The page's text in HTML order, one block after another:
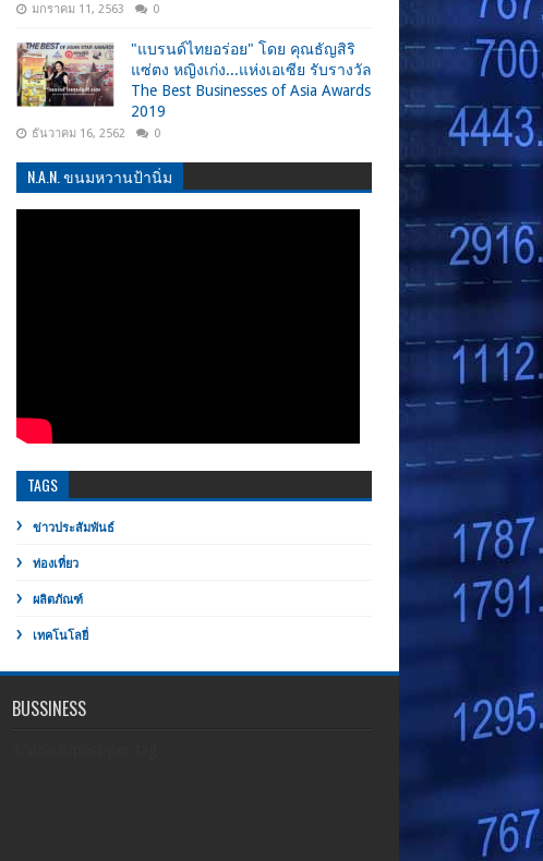
มกราคม 11, 2563 0
"แบรนด์ไทยอร่อย" โดย คุณธัญสิริ
แซ่ตง หญิงเก่ง...แห่งเอเซีย รับรางวัล
The Best Businesses of Asia Awards
2019
ธันวาคม 16, 2562 0
N.A.N. ขนมหวานป้านิ่ม
TAGS
ข่าวประสัมพันธ์
ท่องเที่ยว
ผลิตภัณฑ์
เทคโนโลยี่
BUSSINESS